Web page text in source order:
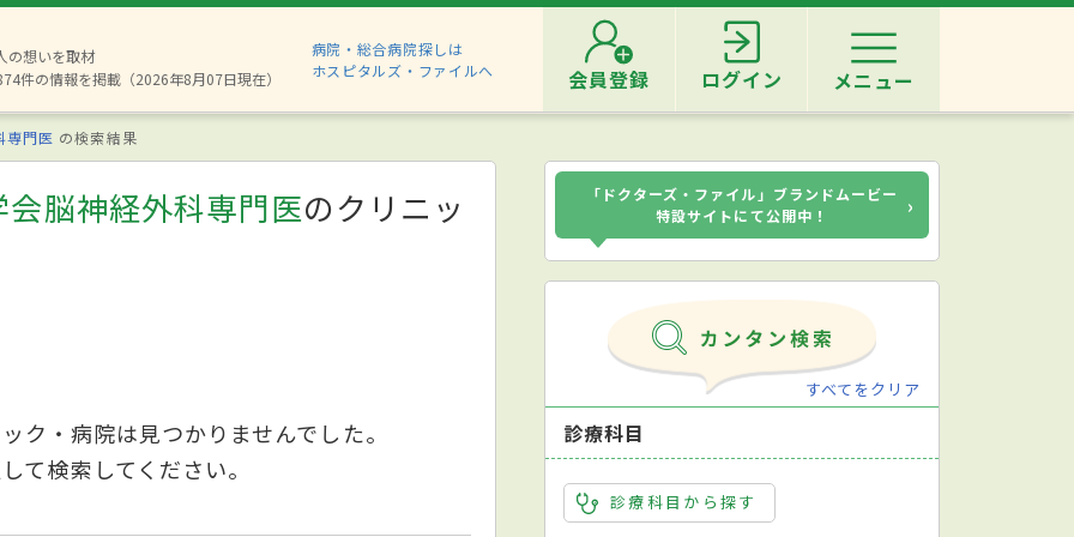
の想いを取材
件の情報を掲載（2026年8月07日現在）
病院・総合病院探しは
ホスピタルズ・ファイルへ
会員登録 ログイン メニュー
専門医 の検索結果
脳神経外科専門医のクリニッ
ク・病院は見つかりませんでした。
て検索してください。
「ドクターズ・ファイル」ブランドムービー
特設サイトにて公開中！
›
すべてをクリア
診療科目
診療科目から探す